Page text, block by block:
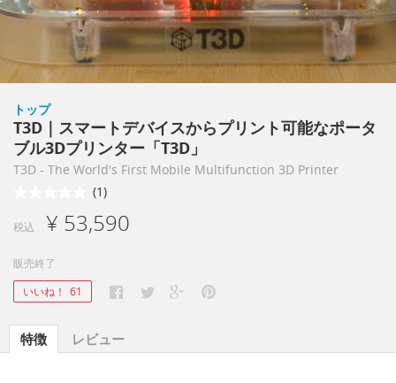
トップ
T3D｜スマートデバイスからプリント可能なポータ
ブル3Dプリンター「T3D」
T3D - The World's First Mobile Multifunction 3D Printer
(1)
税込 ¥ 53,590
販売終了
いいね！ 61
特徴 レビュー